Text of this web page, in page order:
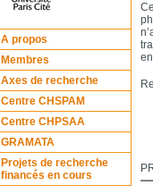
A propos
Membres
Axes de recherche
Centre CHSPAM
Centre CHPSAA
GRAMATA
Projets de recherche
financés en cours